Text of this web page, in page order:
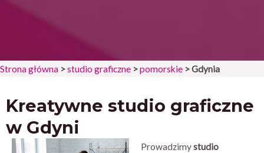
Strona główna >studio graficzne >pomorskie >Gdynia
Kreatywne studio graficzne
w Gdyni
Prowadzimystudio